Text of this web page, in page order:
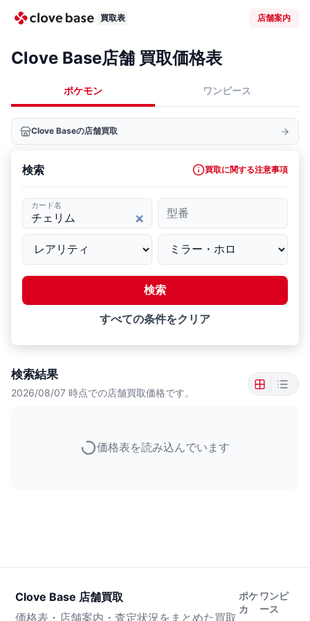
買取表 店舗案内
Clove Base店舗 買取価格表
ポケモン ワンピース
Clove Baseの店舗買取
検索 買取に関する注意事項
カード名
型番
検索
すべての条件をクリア
検索結果
2026/08/07 時点での店舗買取価格です。
価格表を読み込んでいます
Clove Base 店舗買取
価格表・店舗案内・査定状況をまとめた買取
ポケ
カ
ワンピ
ース